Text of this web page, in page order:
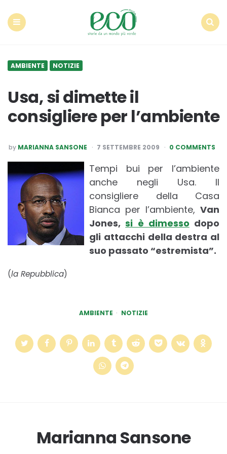
AMBIENTE NOTIZIE
Usa, si dimette il
consigliere per l’ambiente
POSTED
BY
by MARIANNA SANSONE 7 SETTEMBRE 2009 0 COMMENTS
Tempi bui per l’ambiente
anche negli Usa. Il
consigliere della Casa
Bianca per l’ambiente, Van
Jones,si è dimesso dopo
gli attacchi della destra al
suo passato “estremista”.
(la Repubblica)
AMBIENTE NOTIZIE
Marianna Sansone